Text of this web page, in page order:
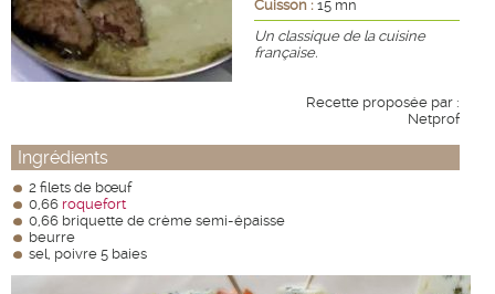
Cuisson : 15 mn
Un classique de la cuisine
française.
Recette proposée par :
Netprof
Ingrédients
2 filets de bœuf
0,66 roquefort
0,66 briquette de crème semi-épaisse
beurre
sel, poivre 5 baies